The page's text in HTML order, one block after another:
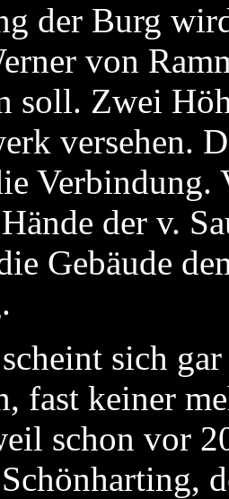
der Burg
von
soll. Zwei
versehen.
der v.
Gebäude
sich
fast keiner
schon vor